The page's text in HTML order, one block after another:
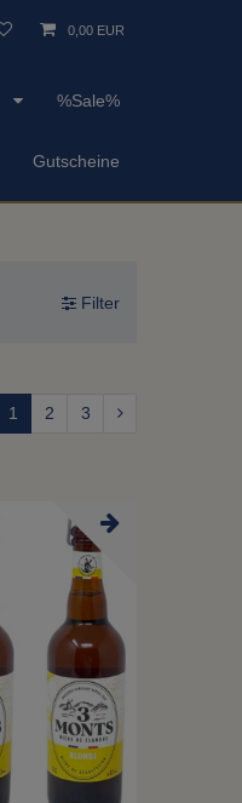
0,00 EUR
%Sale%
Gutscheine
Filter
1 2 3